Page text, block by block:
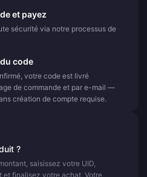
et payez
sécurité via notre processus de
code
votre code est livré
de commande et par e-mail —
création de compte requise.
?
saisissez votre UID,
et finalisez votre achat. Votre